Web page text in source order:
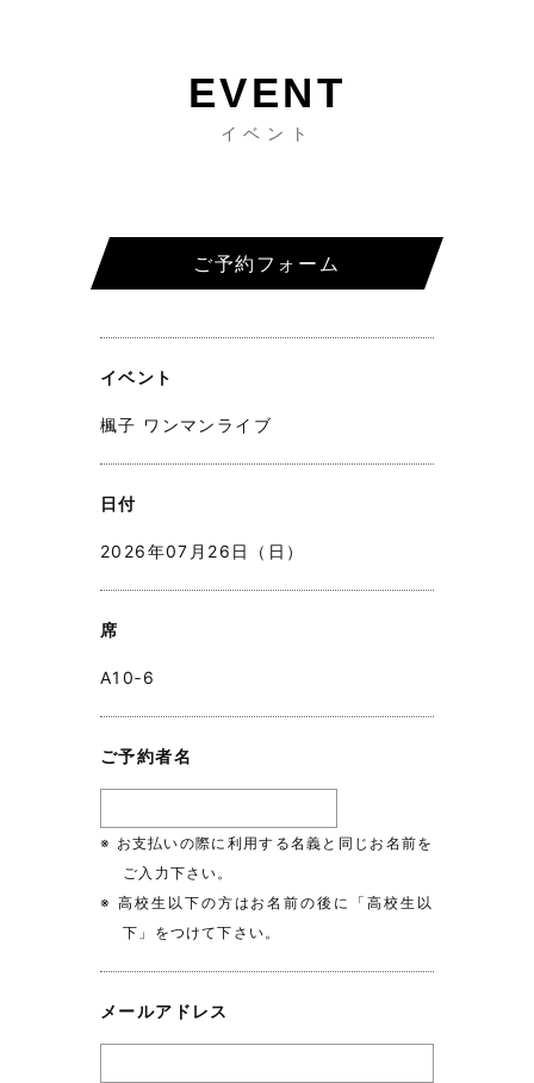
イベント
ご予約フォーム
イベント
楓子 ワンマンライブ
日付
2026年07月26日（日）
席
A10‐6
ご予約者名
※ お支払いの際に利用する名義と同じお名前を
ご入力下さい。
※ 高校生以下の方はお名前の後に「高校生以
下」をつけて下さい。
メールアドレス